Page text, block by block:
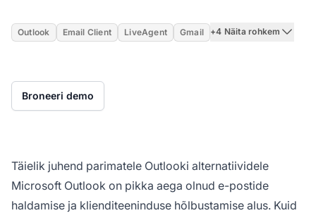
Outlook Email Client LiveAgent Gmail +4 Näita rohkem
Broneeri demo
Täielik juhend parimatele Outlooki alternatiividele
Microsoft Outlook on pikka aega olnud e-postide
haldamise ja klienditeeninduse hõlbustamise alus. Kuid